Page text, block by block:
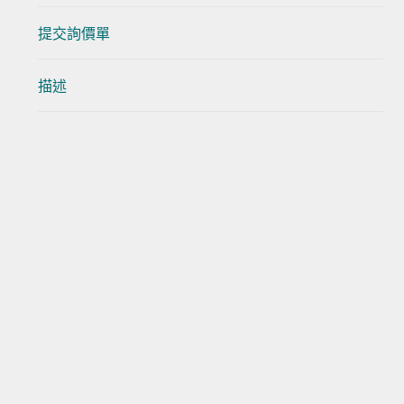
提交詢價單
描述